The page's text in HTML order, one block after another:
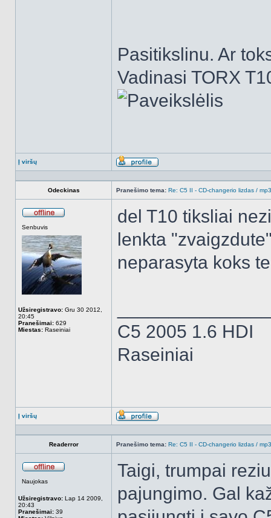
Pasitikslinu. Ar
Vadinasi TORX
Į viršų
Aprašymas
Odeckinas Pranešimo tema: Re: C5 II - CD-changerio lizdas /
Senbuvis
Užsiregistravo: Gru 30 2012,
20:45
Pranešimai: 629
Miestas: Raseiniai
del T10 tiksliai
lenkta
neparasyta koks
C5 2005 1.6 HDI
Raseiniai
Į viršų
Aprašymas
Readerror Pranešimo tema: Re: C5 II - CD-changerio lizdas /
Naujokas
Užsiregistravo: Lap 14 2009,
20:43
Pranešimai: 39
Taigi, trumpai
pajungimo. Gal